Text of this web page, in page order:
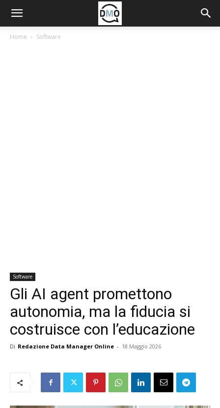
Home Software
Software
Gli AI agent promettono
autonomia, ma la fiducia si
costruisce con l’educazione
Di Redazione Data Manager Online - 18 Maggio 2026